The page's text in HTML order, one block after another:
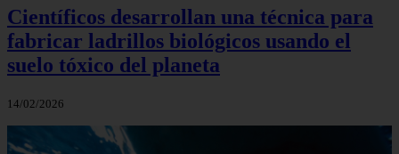
Científicos desarrollan una técnica para
fabricar ladrillos biológicos usando el
suelo tóxico del planeta
14/02/2026